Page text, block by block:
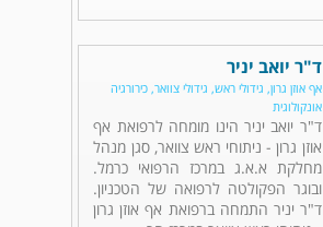
ד"ר יואב יניר
אף אוזן גרון, גידולי ראש, גידולי צוואר, כירורגיה
אונקולוגית
ד"ר יואב יניר הינו מומחה לרפואת אף
אוזן גרון - ניתוחי ראש צוואר, סגן מנהל
מחלקת א.א.ג במרכז הרפואי כרמל.
ובוגר הפקולטה לרפואה של הטכניון.
ד"ר יניר התמחה ברפואת אף אוזן גרון